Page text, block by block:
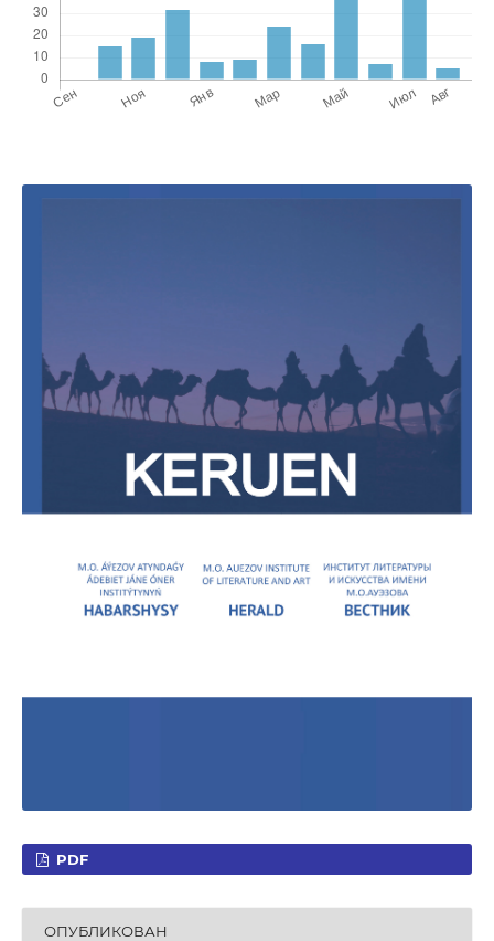
PDF
ОПУБЛИКОВАН